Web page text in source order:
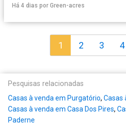
Há 4 dias por Green-acres
1 2 3 4
Pesquisas relacionadas
Casas à venda em Purgatório, Casas
Casas à venda em Casa Dos Pires,
Paderne